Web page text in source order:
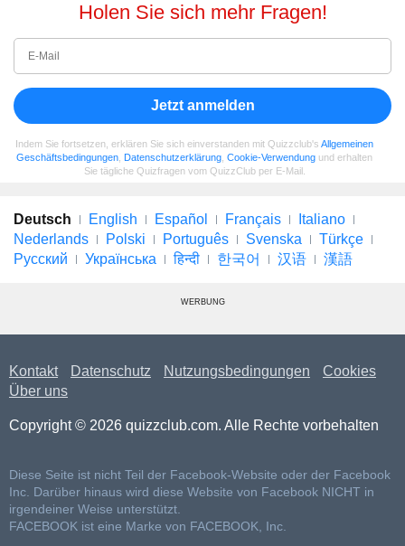
Holen Sie sich mehr Fragen!
Jetzt anmelden
Indem Sie fortsetzen, erklären Sie sich einverstanden mit Quizzclub's Allgemeinen
Geschäftsbedingungen Datenschutzerklärung Cookie-Verwendung und erhalten
Sie tägliche Quizfragen vom QuizzClub per E-Mail.
Deutsch English Español Français
Italiano
Nederlands
Polski Português Svenska
Türkçe
Русский
Українська हिन्दी 한국어 汉语 漢語
WERBUNG
Kontakt Datenschutz Nutzungsbedingungen
Cookies
Über uns
Copyright © 2026 quizzclub.com. Alle Rechte vorbehalten
Diese Seite ist nicht Teil der Facebook-Website oder der Facebook
Inc. Darüber hinaus wird diese Website von Facebook NICHT in
irgendeiner Weise unterstützt.
FACEBOOK ist eine Marke von FACEBOOK, Inc.